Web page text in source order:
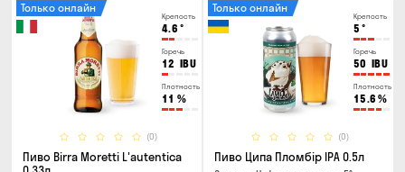
Крепость
4.6 °
Горечь
12 IBU
Плотность
11 %
(0)
Только онлайн
Пиво Birra Moretti L'autentica
Крепость
5 °
Горечь
50 IBU
Плотность
15.6 %
(0)
Только онлайн
Пиво Ципа Пломбір IPA 0.5л